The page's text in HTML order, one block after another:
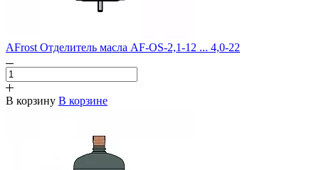
AFrost Отделитель масла AF-OS-2,1-12 ... 4,0-22
В корзину В корзине